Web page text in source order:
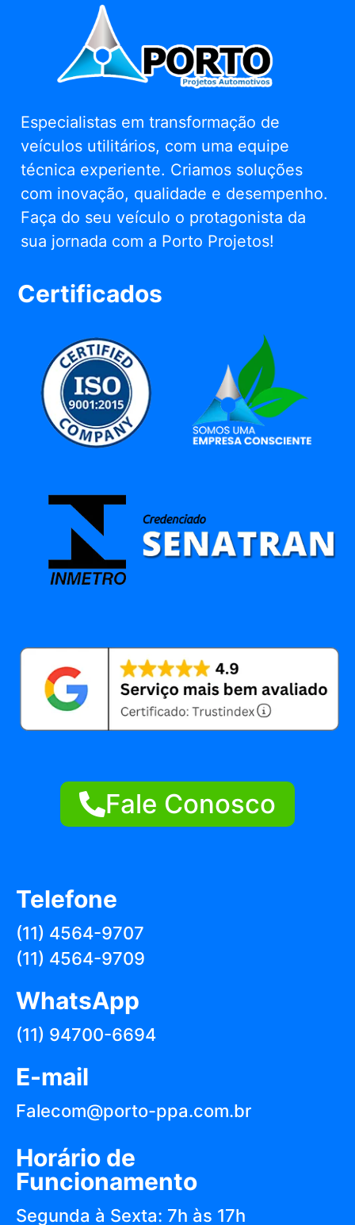
Especialistas em transformação de
veículos utilitários, com uma equipe
técnica experiente. Criamos soluções
com inovação, qualidade e desempenho.
Faça do seu veículo o protagonista da
sua jornada com a Porto Projetos!
Certificados
Fale Conosco
Telefone
(11) 4564-9707
(11) 4564-9709
WhatsApp
(11) 94700-6694
E-mail
Falecom@porto-ppa.com.br
Horário de
Funcionamento
Segunda à Sexta: 7h às 17h